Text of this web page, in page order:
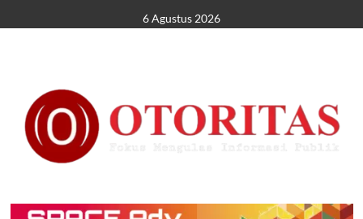
6 Agustus 2026